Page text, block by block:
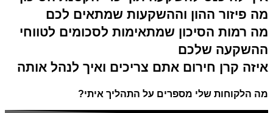
מה פיזור ההון וההשקעות שמתאים לכם
מה רמות הסיכון שמתאימות לסכומים לטווחי
ההשקעה שלכם
איזה קרן חירום אתם צריכים ואיך לנהל אותה
מה הלקוחות שלי מספרים על התהליך איתי?